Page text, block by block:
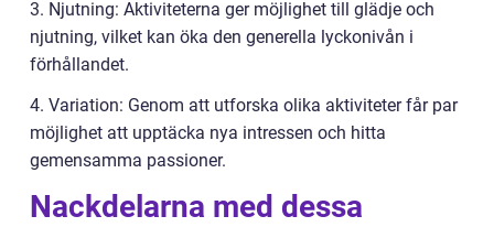
3. Njutning: Aktiviteterna ger möjlighet till glädje och
njutning, vilket kan öka den generella lyckonivån i
förhållandet.
4. Variation: Genom att utforska olika aktiviteter får par
möjlighet att upptäcka nya intressen och hitta
gemensamma passioner.
Nackdelarna med dessa